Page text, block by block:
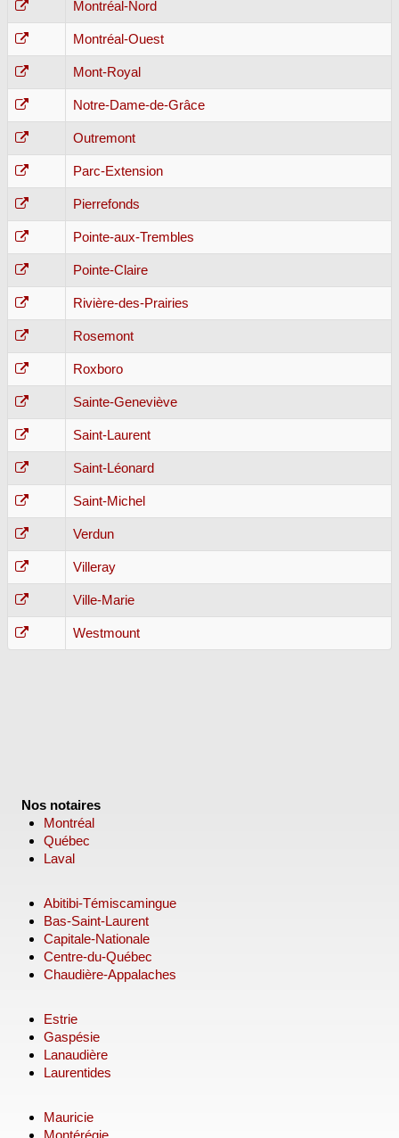
Montréal-Nord
Montréal-Ouest
Mont-Royal
Notre-Dame-de-Grâce
Outremont
Parc-Extension
Pierrefonds
Pointe-aux-Trembles
Pointe-Claire
Rivière-des-Prairies
Rosemont
Roxboro
Sainte-Geneviève
Saint-Laurent
Saint-Léonard
Saint-Michel
Verdun
Villeray
Ville-Marie
Westmount
Nos notaires
Montréal
Québec
Laval
Abitibi-Témiscamingue
Bas-Saint-Laurent
Capitale-Nationale
Centre-du-Québec
Chaudière-Appalaches
Estrie
Gaspésie
Lanaudière
Laurentides
Mauricie